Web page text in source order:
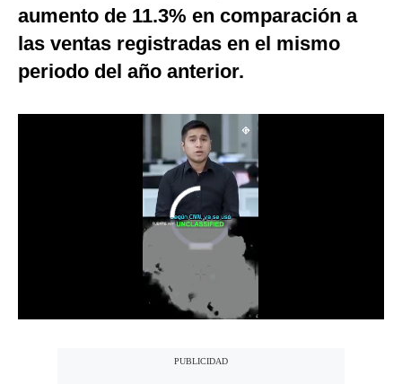
Podcast
Gestión TV
Condiciones
aumento de 11.3% en comparación a
las ventas registradas en el mismo
periodo del año anterior.